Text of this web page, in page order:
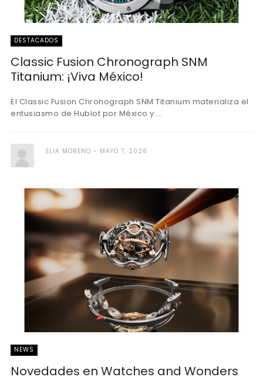
DESTACADOS
Classic Fusion Chronograph SNM
Titanium: ¡Viva México!
El Classic Fusion Chronograph SNM Titanium materializa el
entusiasmo de Hublot por México y ...
ELIA MORENO MAYO 7, 2026
NEWS
Novedades en Watches and Wonders